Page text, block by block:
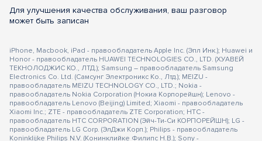
Для улучшения качества обслуживания, ваш разговор
может быть записан
iPhone, Macbook, iPad - правообладатель Apple Inc. (Эпл Инк.); Huawei и
Honor - правообладатель HUAWEI TECHNOLOGIES CO., LTD. (ХУАВЕЙ
ТЕКНОЛОДЖИС КО., ЛТД.); Samsung – правообладатель Samsung
Electronics Co. Ltd. (Самсунг Электроникс Ко., Лтд.); MEIZU -
правообладатель MEIZU TECHNOLOGY CO., LTD.; Nokia -
правообладатель Nokia Corporation (Нокиа Корпорейшн); Lenovo -
правообладатель Lenovo (Beijing) Limited; Xiaomi - правообладатель
Xiaomi Inc.; ZTE - правообладатель ZTE Corporation; HTC -
правообладатель HTC CORPORATION (Эйч-Ти-Си КОРПОРЕЙШН); LG -
правообладатель LG Corp. (ЭлДжи Корп.); Philips - правообладатель
Koninklijke Philips N.V. (Конинклийке Филипс Н.В.); Sony -